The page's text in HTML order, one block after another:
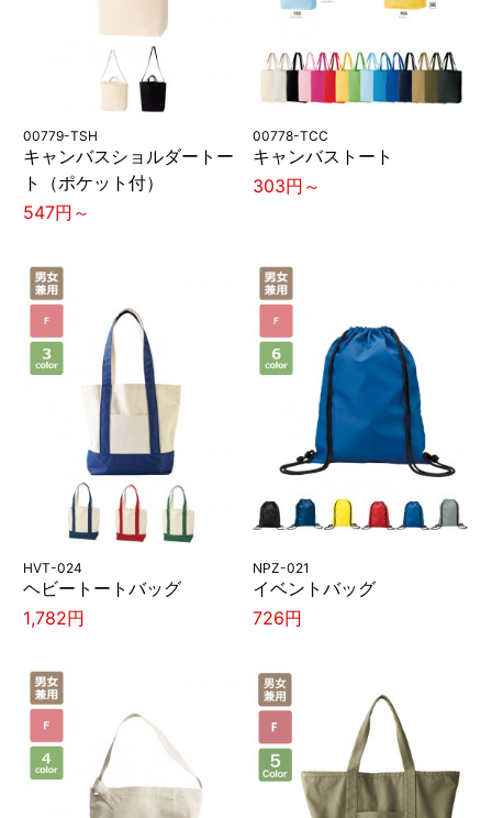
00779-TSH
キャンバスショルダートー
ト（ポケット付）
547円～
00778-TCC
キャンバストート
303円～
HVT-024
ヘビートートバッグ
1,782円
NPZ-021
イベントバッグ
726円